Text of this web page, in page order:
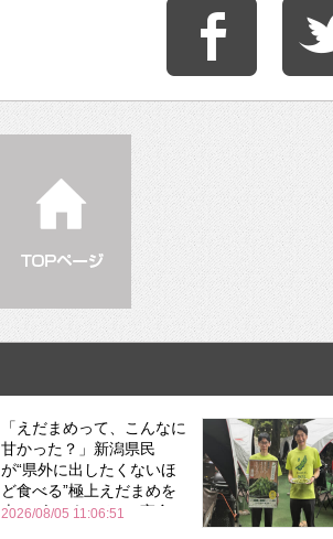
「えだまめって、こんなに
甘かった？」新潟県民
が“県外に出したくないほ
ど食べる”極上えだまめを
森のビアガーデンで実食
2026/08/05 11:06:51